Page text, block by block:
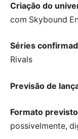
Criação do
com Skybound
Séries
Rivals
Previsão de
Formato
possivelmente,